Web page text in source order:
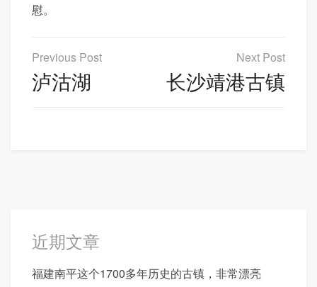
慰。
文
章
导
泸沽湖 长沙靖港古镇
近期文章
福建南平这个1700多年历史的古镇，非常漂亮